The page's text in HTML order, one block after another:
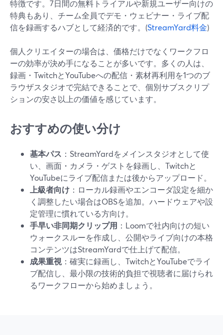
特徴です。7日間の無料トライアルや新規ユーザー向けの
特典もあり、チーム全員でデモ・ウェビナー・ライブ配
信を録画するハブとして経済的です。(StreamYard料金)
個人クリエイターの場合は、価格だけでなくワークフロ
ーの効率が決め手になることが多いです。多くの人は、
録画・TwitchとYouTubeへの配信・素材再利用を1つのブ
ラウザスタジオで完結できることで、個別サブスクリプ
ションの安さ以上の価値を感じています。
おすすめの使い分け
基本パス ：StreamYardをメインスタジオとして使
い、画面・カメラ・ゲストを録画し、Twitchと
YouTubeにライブ配信または後からアップロード。
上級者向け ：ローカル録画やエンコーダ設定を細か
く調整したい場合はOBSを追加。ハードウェアや設
定管理に慣れている方向け。
手早い非同期クリップ用 ：Loomで社内向けの短い
ウォークスルーを作成し、公開やライブ向けの本格
コンテンツはStreamYardで仕上げて配信。
成果重視 ：確実に録画し、TwitchとYouTubeでライ
ブ配信し、最小限の技術的負担で視聴者に届けられ
るワークフローから始めましょう。